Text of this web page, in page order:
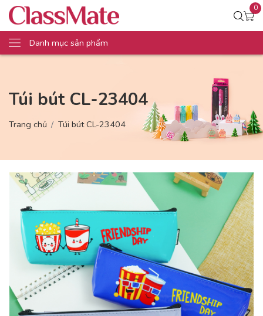
0
Danh mục sản phẩm
Túi bút CL-23404
Trang chủ Túi bút CL-23404